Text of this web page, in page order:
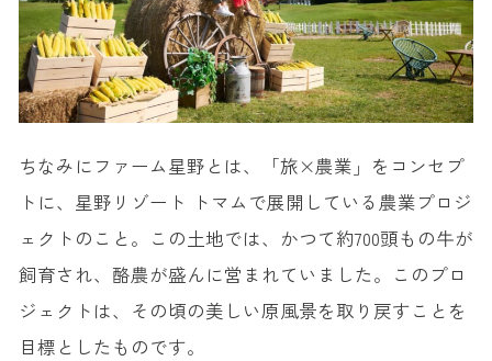
ちなみにファーム星野とは、「旅×農業」をコンセプ
トに、星野リゾート トマムで展開している農業プロジ
ェクトのこと。この土地では、かつて約700頭もの牛が
飼育され、酪農が盛んに営まれていました。このプロ
ジェクトは、その頃の美しい原風景を取り戻すことを
目標としたものです。